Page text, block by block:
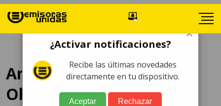
Andrés Manuel López
Obrador
×
¿Activar notificaciones?
Recibe las últimas novedades
directamente en tu dispositivo.
Aceptar Rechazar